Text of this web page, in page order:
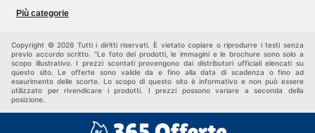
Bambini e Neonati
Più categorie
Copyright © 2026 Tutti i diritti riservati. È vietato copiare o riprodurre i testi senza
previo accordo scritto. "Le foto dei prodotti, le immagini e le brochure sono solo a
scopo illustrativo. I prezzi scontati provengono dai distributori ufficiali elencati su
questo sito. Le offerte sono valide da e fino alla data di scadenza o fino ad
esaurimento delle scorte. Lo scopo di questo sito è informativo e non può essere
utilizzato per rivendicare i prodotti. I prezzi possono variare a seconda della
posizione.